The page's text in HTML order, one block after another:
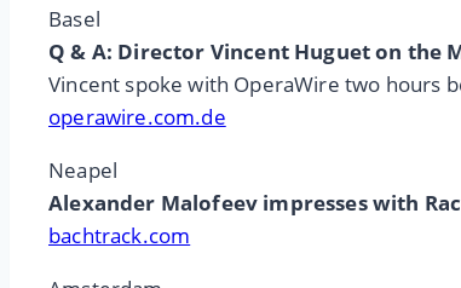
Basel
Q & A: Director Vincent Huguet on the
Vincent spoke with OperaWire two hours
operawire.com.de
Neapel
Alexander Malofeev impresses with
bachtrack.com